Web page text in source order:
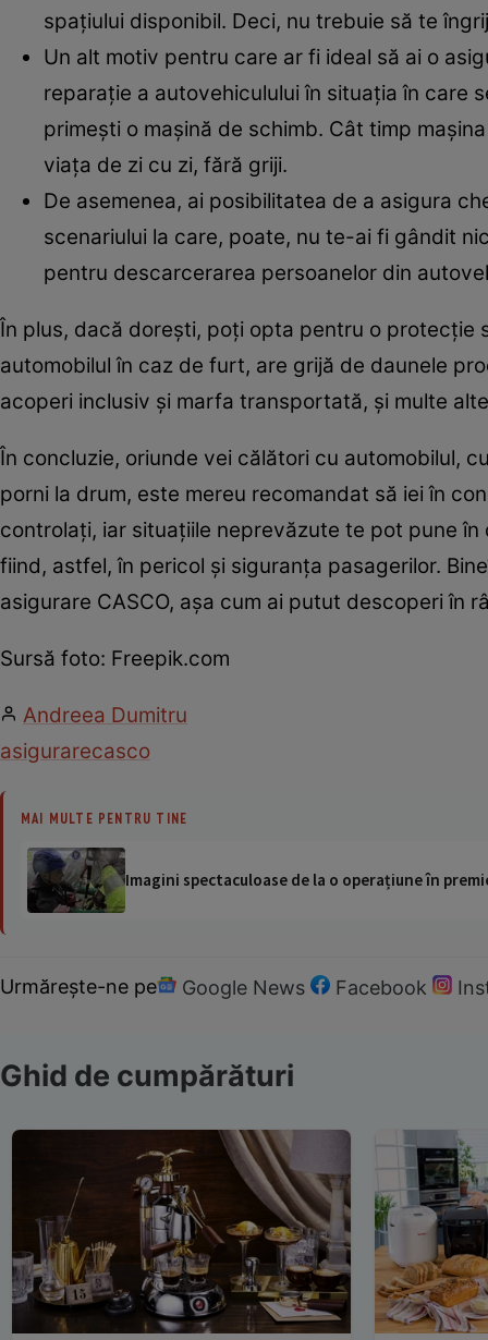
spațiului disponibil. Deci, nu trebuie să te
Un alt motiv pentru care ar fi ideal să ai o
reparație a autovehiculului în situația în care
primești o mașină de schimb. Cât timp
viața de zi cu zi, fără griji.
De asemenea, ai posibilitatea de a asigura
scenariului la care, poate, nu te-ai fi gândit
pentru descarcerarea persoanelor din
În plus, dacă dorești, poți opta pentru o protecție
automobilul în caz de furt, are grijă de daunele
acoperi inclusiv și marfa transportată, și multe
În concluzie, oriunde vei călători cu automobilul,
porni la drum, este mereu recomandat să iei în
controlați, iar situațiile neprevăzute te pot pune
fiind, astfel, în pericol și siguranța pasagerilor.
asigurare CASCO, așa cum ai putut descoperi în
Sursă foto: Freepik.com
Andreea Dumitru
asigurarecasco
MAI MULTE PENTRU TINE
Imagini spectaculoase de la o operațiune în
Urmărește-ne pe Google News Facebook
Ghid de cumpărături